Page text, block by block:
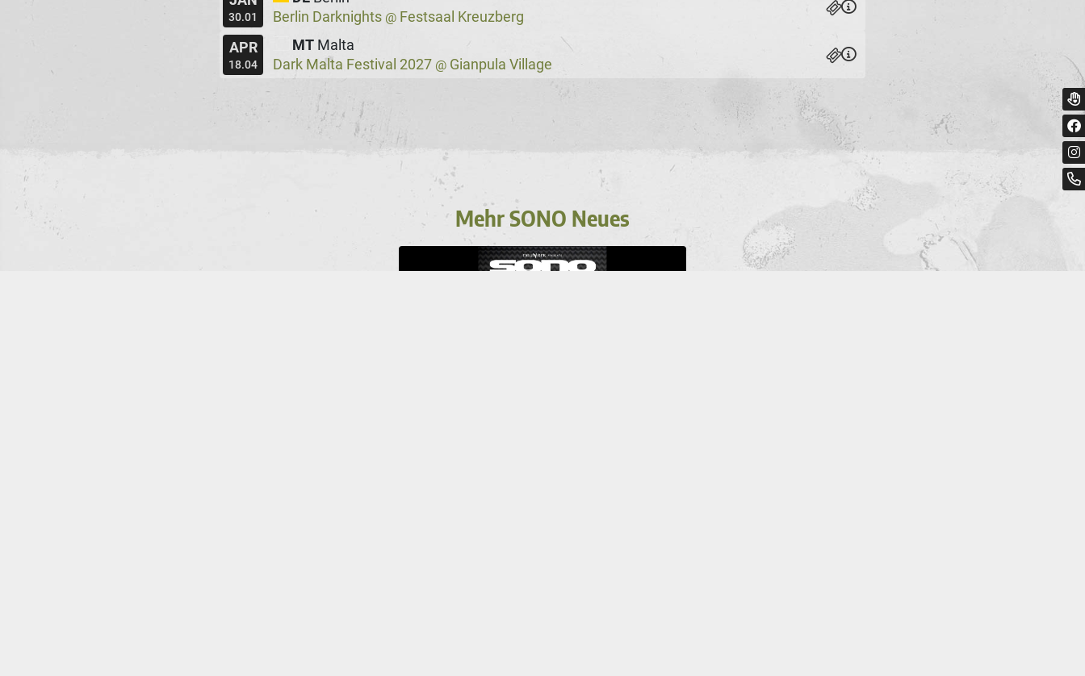
30.01
Berlin Darknights @ Festsaal Kreuzberg
APR
18.04
MT Malta
Dark Malta Festival 2027 @ Gianpula Village
Mehr SONO Neues